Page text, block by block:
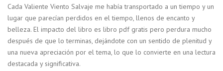
Cada Valiente Viento Salvaje me había transportado a un tiempo y un
lugar que parecían perdidos en el tiempo, llenos de encanto y
belleza. El impacto del libro es libro pdf gratis pero perdura mucho
después de que lo terminas, dejándote con un sentido de plenitud y
una nueva apreciación por el tema, lo que lo convierte en una lectura
destacada y significativa.